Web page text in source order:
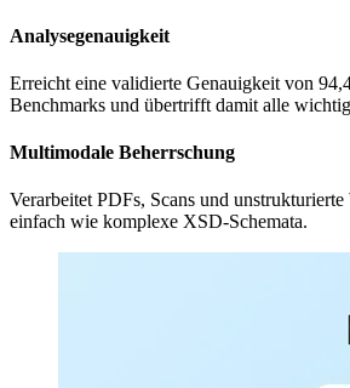
Analysegenauigkeit
Erreicht eine validierte Genauigkeit von
Benchmarks und übertrifft damit alle
Multimodale Beherrschung
Verarbeitet PDFs, Scans und unstrukturierte
einfach wie komplexe XSD-Schemata.